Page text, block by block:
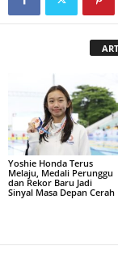
Yoshie Honda Terus
Melaju, Medali Perunggu
dan Rekor Baru Jadi
Sinyal Masa Depan Cerah